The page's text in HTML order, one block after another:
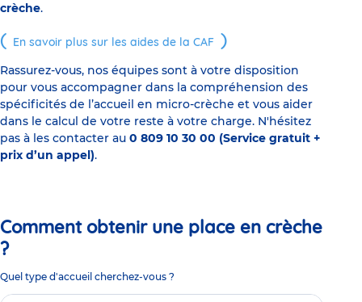
crèche.
En savoir plus sur les aides de la CAF
Rassurez-vous, nos équipes sont à votre disposition
pour vous accompagner dans la compréhension des
spécificités de l’accueil en micro-crèche et vous aider
dans le calcul de votre reste à votre charge. N'hésitez
pas à les contacter au 0 809 10 30 00 (Service gratuit +
prix d’un appel).
Comment obtenir une place en crèche
?
Quel type d'accueil cherchez-vous ?